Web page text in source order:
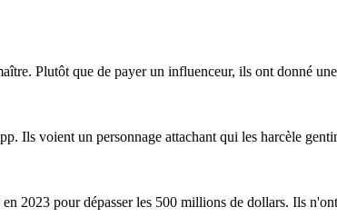
Plutôt que de payer un influenceur, ils ont donné
Ils voient un personnage attachant qui les harcèle
2023 pour dépasser les 500 millions de dollars. Ils